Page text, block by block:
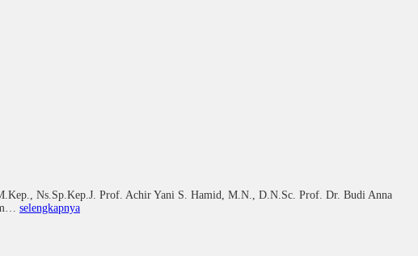
Prof. Achir Yani S. Hamid, M.N., D.N.Sc. Prof. Dr. Budi Anna
selengkapnya